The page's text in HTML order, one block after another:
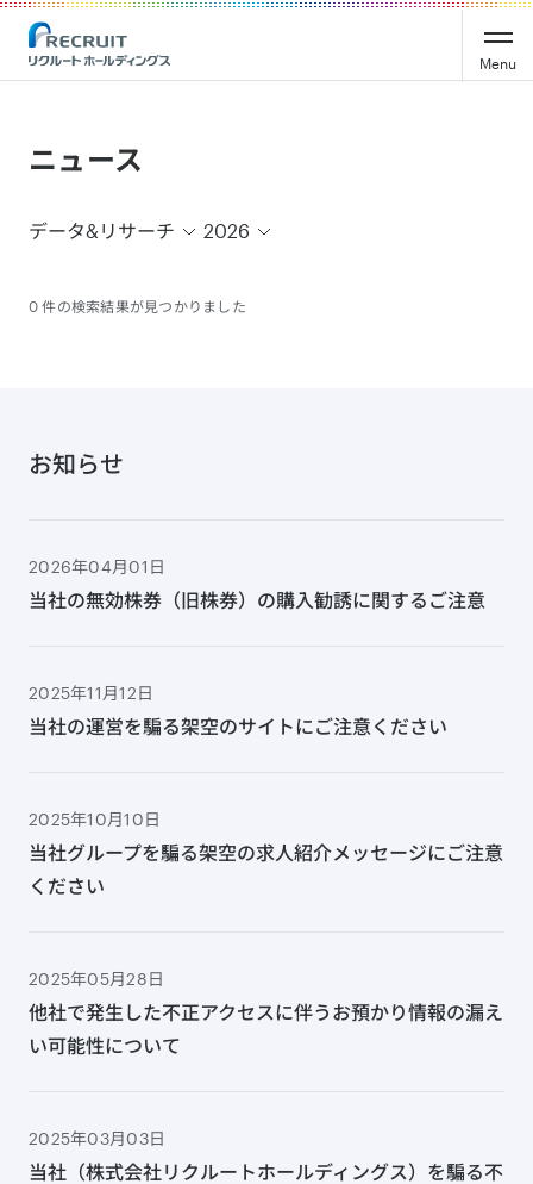
Recruit Holdings
Menu
ニュース
データ&リサーチ 2026
0 件の検索結果が見つかりました
お知らせ
2026年04月01日
当社の無効株券（旧株券）の購入勧誘に関するご注意
2025年11月12日
当社の運営を騙る架空のサイトにご注意ください
2025年10月10日
当社グループを騙る架空の求人紹介メッセージにご注意
ください
2025年05月28日
他社で発生した不正アクセスに伴うお預かり情報の漏え
い可能性について
2025年03月03日
当社（株式会社リクルートホールディングス）を騙る不